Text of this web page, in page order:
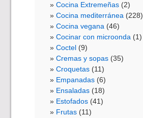
Cocina Extremeñas (2)
Cocina mediterránea (228)
Cocina vegana (46)
Cocinar con microonda (1)
Coctel (9)
Cremas y sopas (35)
Croquetas (11)
Empanadas (6)
Ensaladas (18)
Estofados (41)
Frutas (11)